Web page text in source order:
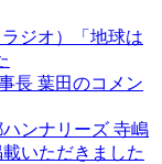
ジオ）「地球は
長 葉田のコメン
ンナリーズ 寺嶋
いただきました